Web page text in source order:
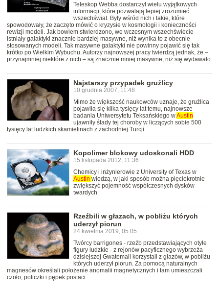
Teleskop Webba dostarczył wielu wyjątkowych
informacji, które pozwalają lepiej zrozumieć
wszechświat. Były wśród nich i takie, które
spowodowały, że zaczęto mówić o kryzysie w kosmologii i konieczności
rewizji modeli. Jak bowiem stwierdzono, we wczesnym wszechświecie
istniały galaktyki znacznie bardziej masywne, niż wynika to z obecnie
stosowanych modeli. Tak masywne galaktyki nie powinny pojawić się tak
krótko po Wielkim Wybuchu. Autorzy najnowszej pracy twierdzą jednak, że –
przynajmniej niektóre z nich – są znacznie mniej masywne, niż się wydawało.
Najstarszy przypadek gruźlicy
10 grudnia 2007, 11:48
Mimo że większość naukowców uznaje, że gruźlica
pojawiła się kilka tysięcy lat temu, najnowsze
badania Uniwersytetu Teksańskiego wAustin
ujawniły ślady tej choroby w liczących sobie 500
tysięcy lat ludzkich skamielinach z zachodniej Turcji.
Kopolimer blokowy udoskonali HDD
15 listopada 2012, 11:36
Chemicy i inżynierowie z University of Texas w
Austin wiedzą, w jaki sposób można pięciokrotnie
zwiększyć pojemność współczesnych dysków
twardych
Rzeźbili w głazach, w pobliżu których
uderzył piorun
24 kwietnia 2019, 05:05
Twórcy barrigones - rzeźb przedstawiających otyłe
figury ludzkie - z rejonów pacyficznego wybrzeża
dzisiejszej Gwatemali korzystali z głazów, w pobliżu
których uderzył piorun. Za pomocą naturalnych
magnesów określali położenie anomalii magnetycznych i tam umieszczali
czoło, policzki i pępek postaci.